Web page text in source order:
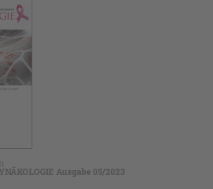
Ausgabe 05/2023